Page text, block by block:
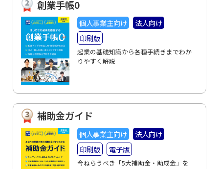
創業手帳0
個人事業主向け
法人向け
印刷版
起業の基礎知識から各種手続きまでわか
りやすく解説
補助金ガイド
個人事業主向け
法人向け
印刷版
電子版
今ねらうべき「5大補助金・助成金」を